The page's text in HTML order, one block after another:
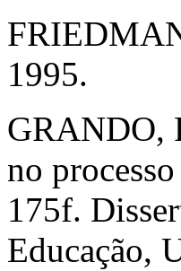
1995.
GRANDO,
no
175f.
Educação,